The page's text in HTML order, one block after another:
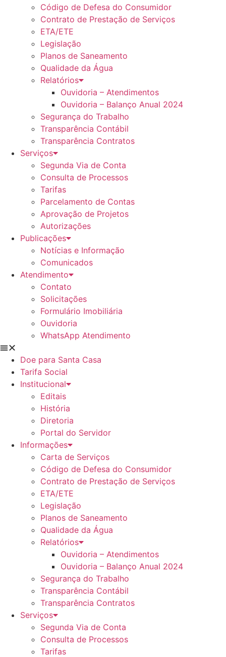
Código de Defesa do Consumidor
Contrato de Prestação de Serviços
ETA/ETE
Legislação
Planos de Saneamento
Qualidade da Água
Relatórios
Ouvidoria – Atendimentos
Ouvidoria – Balanço Anual 2024
Segurança do Trabalho
Transparência Contábil
Transparência Contratos
Serviços
Segunda Via de Conta
Consulta de Processos
Tarifas
Parcelamento de Contas
Aprovação de Projetos
Autorizações
Publicações
Notícias e Informação
Comunicados
Atendimento
Contato
Solicitações
Formulário Imobiliária
Ouvidoria
WhatsApp Atendimento
Doe para Santa Casa
Tarifa Social
Institucional
Editais
História
Diretoria
Portal do Servidor
Informações
Carta de Serviços
Código de Defesa do Consumidor
Contrato de Prestação de Serviços
ETA/ETE
Legislação
Planos de Saneamento
Qualidade da Água
Relatórios
Ouvidoria – Atendimentos
Ouvidoria – Balanço Anual 2024
Segurança do Trabalho
Transparência Contábil
Transparência Contratos
Serviços
Segunda Via de Conta
Consulta de Processos
Tarifas